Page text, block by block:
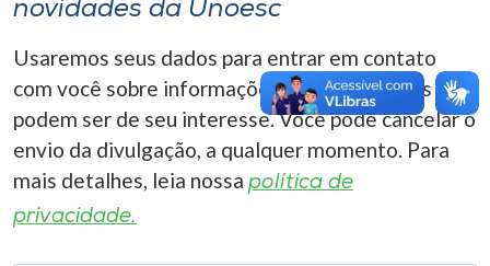
novidades da Unoesc
Usaremos seus dados para entrar em contato
com você sobre informações correlacionadas que
podem ser de seu interesse. Você pode cancelar o
envio da divulgação, a qualquer momento. Para
mais detalhes, leia nossa política de
privacidade.